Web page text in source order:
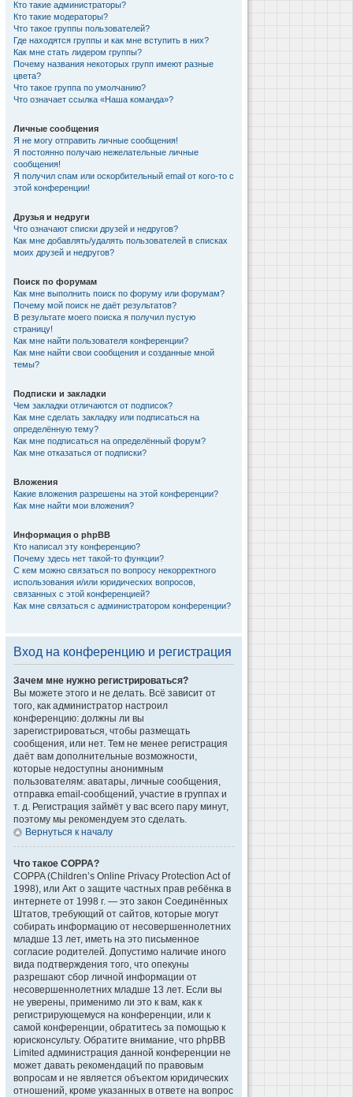
Кто такие администраторы?
Кто такие модераторы?
Что такое группы пользователей?
Где находятся группы и как мне вступить в них?
Как мне стать лидером группы?
Почему названия некоторых групп имеют разные
цвета?
Что такое группа по умолчанию?
Что означает ссылка «Наша команда»?
Личные сообщения
Я не могу отправить личные сообщения!
Я постоянно получаю нежелательные личные
сообщения!
Я получил спам или оскорбительный email от кого-то с
этой конференции!
Друзья и недруги
Что означают списки друзей и недругов?
Как мне добавлять/удалять пользователей в списках
моих друзей и недругов?
Поиск по форумам
Как мне выполнить поиск по форуму или форумам?
Почему мой поиск не даёт результатов?
В результате моего поиска я получил пустую
страницу!
Как мне найти пользователя конференции?
Как мне найти свои сообщения и созданные мной
темы?
Подписки и закладки
Чем закладки отличаются от подписок?
Как мне сделать закладку или подписаться на
определённую тему?
Как мне подписаться на определённый форум?
Как мне отказаться от подписки?
Вложения
Какие вложения разрешены на этой конференции?
Как мне найти мои вложения?
Информация о phpBB
Кто написал эту конференцию?
Почему здесь нет такой-то функции?
С кем можно связаться по вопросу некорректного
использования и/или юридических вопросов,
связанных с этой конференцией?
Как мне связаться с администратором конференции?
Вход на конференцию и регистрация
Зачем мне нужно регистрироваться?
Вы можете этого и не делать. Всё зависит от
того, как администратор настроил
конференцию: должны ли вы
зарегистрироваться, чтобы размещать
сообщения, или нет. Тем не менее регистрация
даёт вам дополнительные возможности,
которые недоступны анонимным
пользователям: аватары, личные сообщения,
отправка email-сообщений, участие в группах и
т. д. Регистрация займёт у вас всего пару минут,
поэтому мы рекомендуем это сделать.
Вернуться к началу
Что такое COPPA?
COPPA (Children’s Online Privacy Protection Act of
1998), или Акт о защите частных прав ребёнка в
интернете от 1998 г. — это закон Соединённых
Штатов, требующий от сайтов, которые могут
собирать информацию от несовершеннолетних
младше 13 лет, иметь на это письменное
согласие родителей. Допустимо наличие иного
вида подтверждения того, что опекуны
разрешают сбор личной информации от
несовершеннолетних младше 13 лет. Если вы
не уверены, применимо ли это к вам, как к
регистрирующемуся на конференции, или к
самой конференции, обратитесь за помощью к
юрисконсульту. Обратите внимание, что phpBB
Limited администрация данной конференции не
может давать рекомендаций по правовым
вопросам и не является объектом юридических
отношений, кроме указанных в ответе на вопрос